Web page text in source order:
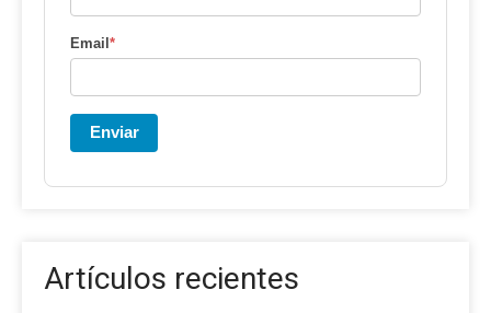
Email*
Enviar
Artículos recientes